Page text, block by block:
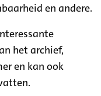
en andere.
het archief,
en kan ook